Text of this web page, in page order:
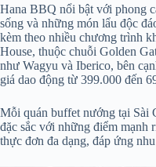
Hana BBQ nổi bật với phong
sống và những món lẩu độc
kèm theo nhiều chương trình
House, thuộc chuỗi Golden
như Wagyu và Iberico, bên
giá dao động từ 399.000 đến
Mỗi quán buffet nướng tại Sài
đặc sắc với những điểm mạnh
thực đơn đa dạng, đáp ứng